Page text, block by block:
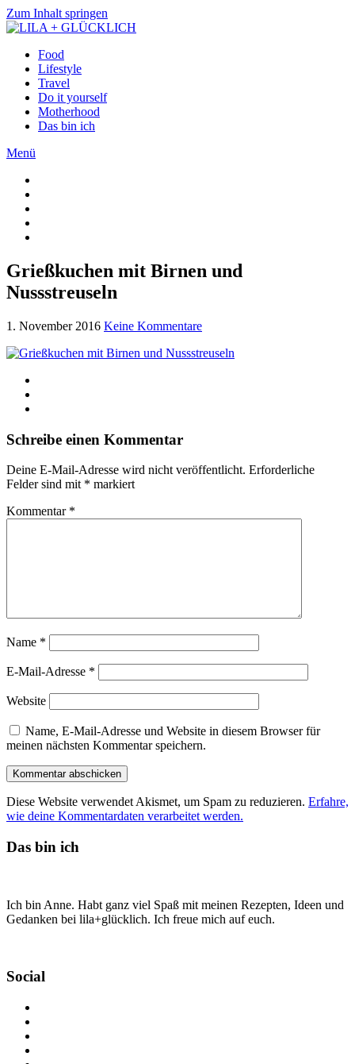
Zum Inhalt springen
Food
Lifestyle
Travel
Do it yourself
Motherhood
Das bin ich
Menü
Grießkuchen mit Birnen und
Nussstreuseln
1. November 2016 Keine Kommentare
Schreibe einen Kommentar
Deine E-Mail-Adresse wird nicht veröffentlicht. Erforderliche
Felder sind mit * markiert
Kommentar *
Name *
E-Mail-Adresse *
Website
Name, E-Mail-Adresse und Website in diesem Browser für
meinen nächsten Kommentar speichern.
Diese Website verwendet Akismet, um Spam zu reduzieren. Erfahre,
wie deine Kommentardaten verarbeitet werden.
Das bin ich
Ich bin Anne. Habt ganz viel Spaß mit meinen Rezepten, Ideen und
Gedanken bei lila+glücklich. Ich freue mich auf euch.
Social